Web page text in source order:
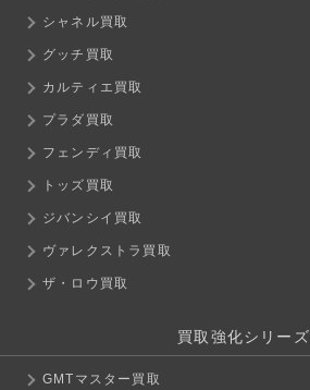
シャネル買取
グッチ買取
カルティエ買取
プラダ買取
フェンディ買取
トッズ買取
ジバンシイ買取
ヴァレクストラ買取
ザ・ロウ買取
買取強化シリーズ
GMTマスター買取